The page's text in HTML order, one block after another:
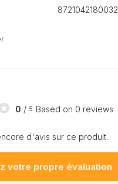
8721042180032
0 / 5 Based on 0 reviews
d'avis sur ce produit..
votre propre évaluation